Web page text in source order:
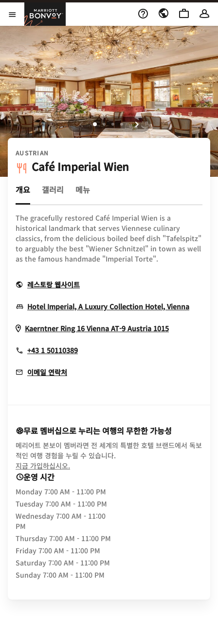
Skip to Content
메뉴 열기
Marriott Bonvoy
AUSTRIAN
Café Imperial Wien
개요 갤러리 메뉴
The gracefully restored Café Imperial Wien is a
historical landmark that serves Viennese culinary
classics, from the delicious boiled beef dish "Tafelspitz"
to arguably the best "Wiener Schnitzel" in town as well
as the famous handmade "Imperial Torte".
레스토랑 웹사이트Opens In New Window
Hotel Imperial, A Luxury Collection Hotel, ViennaOpens
Kaerntner Ring 16 Vienna AT-9 Austria 1015Opens In
+43 1 50110389
이메일 연락처
무료 멤버십으로 누리는 여행의 무한한 가능성
메리어트 본보이 멤버라면 전 세계의 특별한 호텔 브랜드에서 독보
적인 여행 경험을 누릴 수 있습니다.
지금 가입하십시오.
운영 시간
Monday 7:00 AM - 11:00 PM
Tuesday 7:00 AM - 11:00 PM
Wednesday 7:00 AM - 11:00
PM
Thursday 7:00 AM - 11:00 PM
Friday 7:00 AM - 11:00 PM
Saturday 7:00 AM - 11:00 PM
Sunday 7:00 AM - 11:00 PM